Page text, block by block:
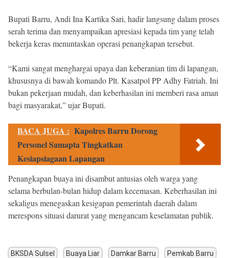
Bupati Barru, Andi Ina Kartika Sari, hadir langsung dalam proses
serah terima dan menyampaikan apresiasi kepada tim yang telah
bekerja keras menuntaskan operasi penangkapan tersebut.
“Kami sangat menghargai upaya dan keberanian tim di lapangan,
khususnya di bawah komando Plt. Kasatpol PP Adhy Fatriah. Ini
bukan pekerjaan mudah, dan keberhasilan ini memberi rasa aman
bagi masyarakat,” ujar Bupati.
BACA JUGA : Kapolres Barru Dorong
Personel Samapta Tingkatkan
Kesiapsiagaan Lapangan
Penangkapan buaya ini disambut antusias oleh warga yang
selama berbulan-bulan hidup dalam kecemasan. Keberhasilan ini
sekaligus menegaskan kesigapan pemerintah daerah dalam
merespons situasi darurat yang mengancam keselamatan publik.
BKSDA Sulsel Buaya Liar Damkar Barru Pemkab Barru